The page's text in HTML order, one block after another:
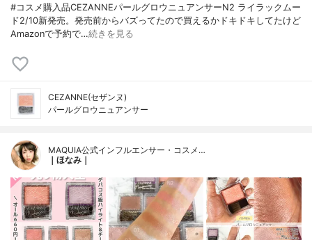
#コスメ購入品CEZANNEパールグロウニュアンサーN2 ライラックムー
ド2/10新発売。発売前からバズってたので買えるかドキドキしてたけど
Amazonで予約で…続きを見る
CEZANNE(セザンヌ)
パールグロウニュアンサー
MAQUIA公式インフルエンサー・コスメ…
｜ほなみ｜